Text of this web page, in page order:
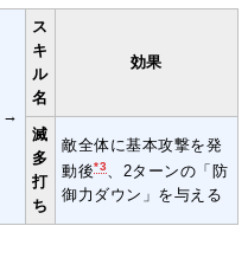
→
ス
キ
ル
名
効果
滅
多
打
ち
敵全体に基本攻撃を発
動後*3
、2ターンの「防
御力ダウン」を与える